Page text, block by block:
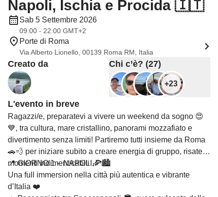
Napoli, Ischia e Procida 🇮🇹
Sab 5 Settembre 2026
09:00 - 22:00 GMT+2
Porte di Roma
Via Alberto Lionello, 00139 Roma RM, Italia
Creato da Chi c’è? (27)
+23
L'evento in breve
Ragazzi/e, preparatevi a vivere un weekend da sogno 😍
💙, tra cultura, mare cristallino, panorami mozzafiato e
divertimento senza limiti! Partiremo tutti insieme da Roma
🚗💨 per iniziare subito a creare energia di gruppo, risate e
momenti indimenticabili 🎶✨
📍 GIORNO 1 – NAPOLI 🍕🏙️
Una full immersion nella città più autentica e vibrante
d’Italia ❤️